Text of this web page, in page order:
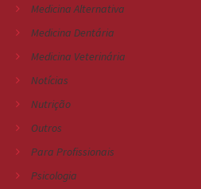
Medicina Alternativa
Medicina Dentária
Medicina Veterinária
Notícias
Nutrição
Outros
Para Profissionais
Psicologia